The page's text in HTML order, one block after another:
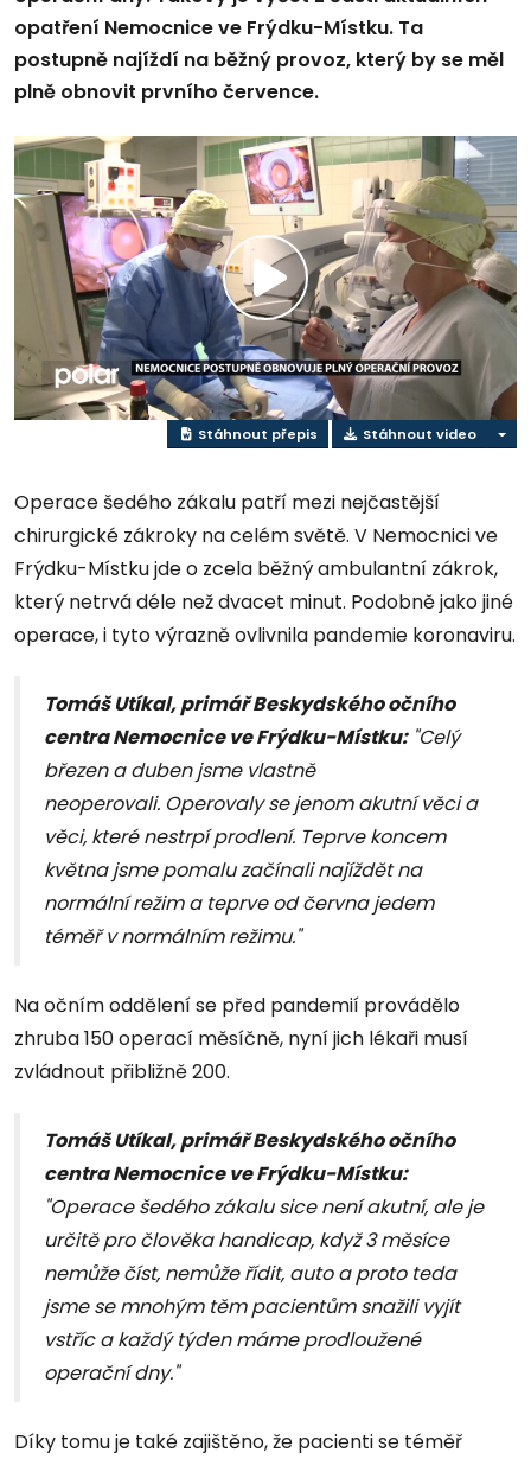
opatření Nemocnice ve Frýdku-Místku. Ta
postupně najíždí na běžný provoz, který by se měl
plně obnovit prvního července.
Play
Video
Stáhnout přepis Stáhnout video
Operace šedého zákalu patří mezi nejčastější
chirurgické zákroky na celém světě. V Nemocnici ve
Frýdku-Místku jde o zcela běžný ambulantní zákrok,
který netrvá déle než dvacet minut. Podobně jako jiné
operace, i tyto výrazně ovlivnila pandemie koronaviru.
Tomáš Utíkal, primář Beskydského očního
centra Nemocnice ve Frýdku-Místku:"Celý
březen a duben jsme vlastně
neoperovali. Operovaly se jenom akutní věci a
věci, které nestrpí prodlení. Teprve koncem
května jsme pomalu začínali najíždět na
normální režim a teprve od června jedem
téměř v normálním režimu."
Na očním oddělení se před pandemií provádělo
zhruba 150 operací měsíčně, nyní jich lékaři musí
zvládnout přibližně 200.
Tomáš Utíkal, primář Beskydského očního
centra Nemocnice ve Frýdku-Místku:
"Operace šedého zákalu sice není akutní, ale je
určitě pro člověka handicap, když 3 měsíce
nemůže číst, nemůže řídit, auto a proto teda
jsme se mnohým těm pacientům snažili vyjít
vstříc a každý týden máme prodloužené
operační dny."
Díky tomu je také zajištěno, že pacienti se téměř